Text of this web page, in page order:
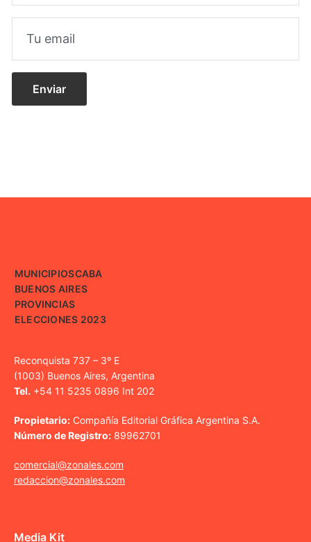
MUNICIPIOSCABA
BUENOS AIRES
PROVINCIAS
ELECCIONES 2023
Reconquista 737 – 3º E
(1003) Buenos Aires, Argentina
Tel. +54 11 5235 0896 Int 202
Propietario: Compañía Editorial Gráfica Argentina S.A.
Número de Registro: 89962701
comercial@zonales.com
redaccion@zonales.com
Media Kit